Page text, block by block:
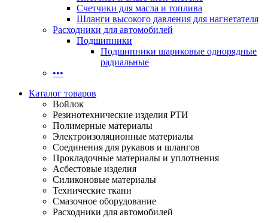
Счетчики для масла и топлива
Шланги высокого давления для нагнетателя
Расходники для автомобилей
Подшипники
Подшипники шариковые однорядные
радиальные
•••
Каталог товаров
Войлок
Резинотехнические изделия РТИ
Полимерные материалы
Электроизоляционные материалы
Соединения для рукавов и шлангов
Прокладочные материалы и уплотнения
Асбестовые изделия
Силиконовые материалы
Технические ткани
Смазочное оборудование
Расходники для автомобилей